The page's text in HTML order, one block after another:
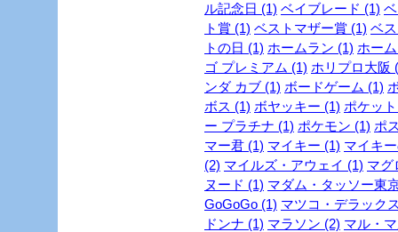
ル記念日 (1) ベイブレード (1)
ト賞 (1) ベストマザー賞 (1) ベ
トの日 (1) ホームラン (1) ホー
ゴ プレミアム (1) ホリプロ大阪
ンダ カブ (1) ボードゲーム (1)
ボス (1) ボヤッキー (1) ポケッ
ー プラチナ (1) ポケモン (1) ポ
マー君 (1) マイキー (1) マイキ
(2) マイルズ・アウェイ (1) マグ
ヌード (1) マダム・タッソー東
GoGoGo (1) マツコ・デラック
ドンナ (1) マラソン (2) マル・